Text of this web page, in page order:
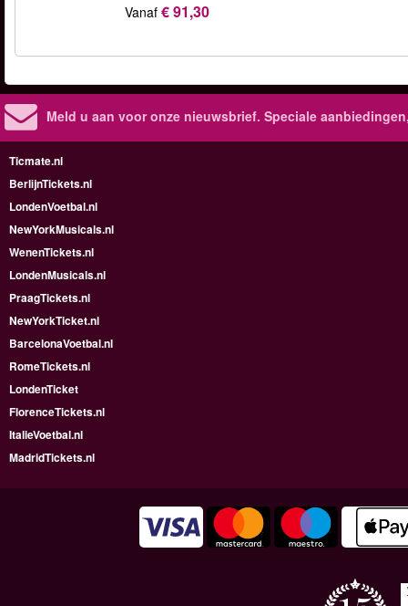
Vanaf € 91,30
Meld u aan voor onze nieuwsbrief. Speciale
Ticmate.nl
BerlijnTickets.nl
LondenVoetbal.nl
NewYorkMusicals.nl
WenenTickets.nl
LondenMusicals.nl
PraagTickets.nl
NewYorkTicket.nl
BarcelonaVoetbal.nl
RomeTickets.nl
LondenTicket
FlorenceTickets.nl
ItalieVoetbal.nl
MadridTickets.nl